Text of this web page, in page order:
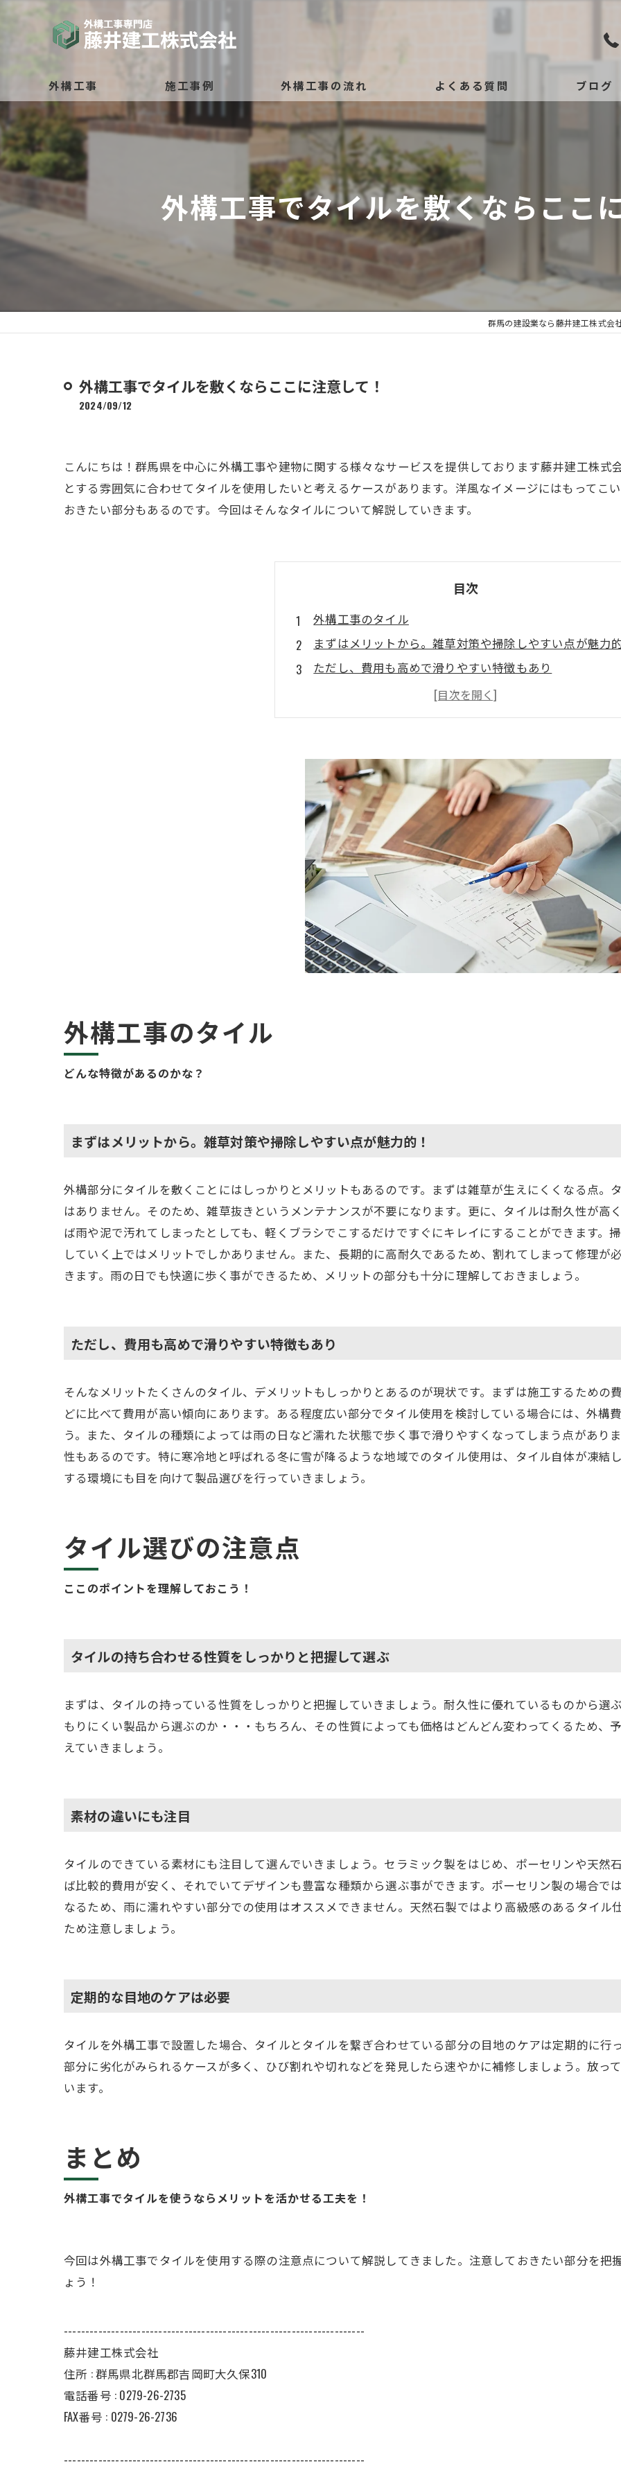
外構工事
駐車場・車庫
庭・テラス
門灯・防犯ライト
施工事例 外構工事の流れ よくある質問 ブログ
外構工事でタイルを敷くならここ
群馬の建設業なら藤井建工株式会
外構工事でタイルを敷くならここに注意して！
2024/09/12
こんにちは！群馬県を中心に外構工事や建物に関する様々なサービスを提供しております藤井建工株式
とする雰囲気に合わせてタイルを使用したいと考えるケースがあります。洋風なイメージにはもってこ
おきたい部分もあるのです。今回はそんなタイルについて解説していきます。
目次
外構工事のタイル
まずはメリットから。雑草対策や掃除しやすい点が魅力
ただし、費用も高めで滑りやすい特徴もあり
タイルの持ち合わせる性質をしっかりと把握して選ぶ
定期的な目地のケアは必要
外構工事でタイルを使うならメリットを活かせる工夫を
外構工事のタイル
どんな特徴があるのかな？
まずはメリットから。雑草対策や掃除しやすい点が魅力的！
外構部分にタイルを敷くことにはしっかりとメリットもあるのです。まずは雑草が生えにくくなる点。
はありません。そのため、雑草抜きというメンテナンスが不要になります。更に、タイルは耐久性が高
ば雨や泥で汚れてしまったとしても、軽くブラシでこするだけですぐにキレイにすることができます。
していく上ではメリットでしかありません。また、長期的に高耐久であるため、割れてしまって修理
きます。雨の日でも快適に歩く事ができるため、メリットの部分も十分に理解しておきましょう。
ただし、費用も高めで滑りやすい特徴もあり
そんなメリットたくさんのタイル、デメリットもしっかりとあるのが現状です。まずは施工するための
どに比べて費用が高い傾向にあります。ある程度広い部分でタイル使用を検討している場合には、外構
う。また、タイルの種類によっては雨の日など濡れた状態で歩く事で滑りやすくなってしまう点があり
性もあるのです。特に寒冷地と呼ばれる冬に雪が降るような地域でのタイル使用は、タイル自体が凍結
する環境にも目を向けて製品選びを行っていきましょう。
タイル選びの注意点
ここのポイントを理解しておこう！
タイルの持ち合わせる性質をしっかりと把握して選ぶ
まずは、タイルの持っている性質をしっかりと把握していきましょう。耐久性に優れているものから選
もりにくい製品から選ぶのか・・・もちろん、その性質によっても価格はどんどん変わってくるため、
えていきましょう。
素材の違いにも注目
タイルのできている素材にも注目して選んでいきましょう。セラミック製をはじめ、ポーセリンや天然
ば比較的費用が安く、それでいてデザインも豊富な種類から選ぶ事ができます。ポーセリン製の場合で
なるため、雨に濡れやすい部分での使用はオススメできません。天然石製ではより高級感のあるタイ
ため注意しましょう。
定期的な目地のケアは必要
タイルを外構工事で設置した場合、タイルとタイルを繋ぎ合わせている部分の目地のケアは定期的に行
部分に劣化がみられるケースが多く、ひび割れや切れなどを発見したら速やかに補修しましょう。放っ
います。
外構工事でタイルを使うならメリットを活かせる工夫を！
まとめ
今回は外構工事でタイルを使用する際の注意点について解説してきました。注意しておきたい部分を
ょう！
----------------------------------------------------------------------
藤井建工株式会社
住所 :群馬県北群馬郡吉岡町大久保310
電話番号 : 0279-26-2735
FAX番号 : 0279-26-2736
----------------------------------------------------------------------